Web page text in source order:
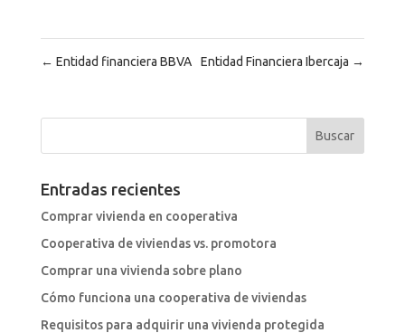
← Entidad financiera BBVA Entidad Financiera Ibercaja →
Entradas recientes
Comprar vivienda en cooperativa
Cooperativa de viviendas vs. promotora
Comprar una vivienda sobre plano
Cómo funciona una cooperativa de viviendas
Requisitos para adquirir una vivienda protegida